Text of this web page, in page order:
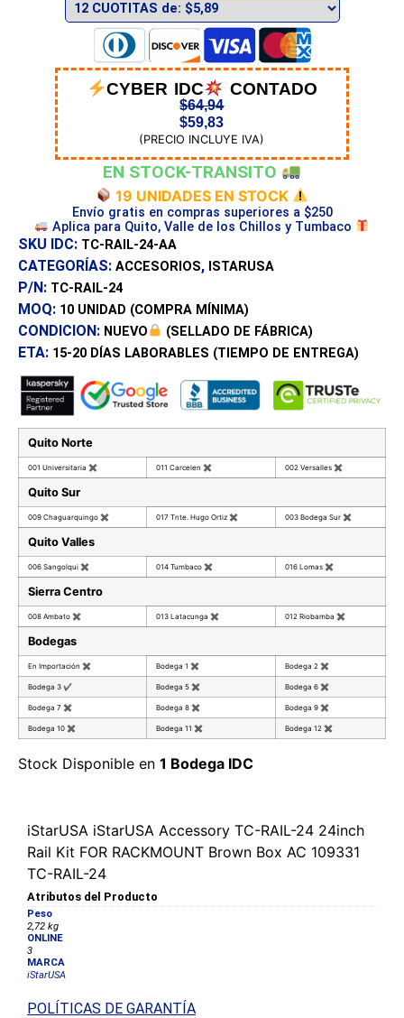
CYBER IDC CONTADO
$64,94
$59,83
(PRECIO INCLUYE IVA)
EN STOCK-TRANSITO
19 UNIDADES EN STOCK
Envío gratis en compras superiores a $250
Aplica para Quito, Valle de los Chillos y Tumbaco
SKU IDC: TC-RAIL-24-AA
CATEGORÍAS: ACCESORIOS, ISTARUSA
P/N: TC-RAIL-24
MOQ: 10 UNIDAD (COMPRA MÍNIMA)
CONDICION: NUEVO (SELLADO DE FÁBRICA)
ETA: 15-20 DÍAS LABORABLES (TIEMPO DE ENTREGA)
Quito Norte
001 Universitaria ✖ 011 Carcelen ✖ 002 Versalles ✖
Quito Sur
009 Chaguarquingo ✖ 017 Tnte. Hugo Ortiz ✖ 003 Bodega Sur ✖
Quito Valles
006 Sangolqui ✖ 014 Tumbaco ✖ 016 Lomas ✖
Sierra Centro
008 Ambato ✖ 013 Latacunga ✖ 012 Riobamba ✖
Bodegas
En Importación ✖ Bodega 1 ✖ Bodega 2 ✖
Bodega 3 ✔ Bodega 5 ✖ Bodega 6 ✖
Bodega 7 ✖ Bodega 8 ✖ Bodega 9 ✖
Bodega 10 ✖ Bodega 11 ✖ Bodega 12 ✖
Stock Disponible en 1 Bodega IDC
iStarUSA iStarUSA Accessory TC-RAIL-24 24inch
Rail Kit FOR RACKMOUNT Brown Box AC 109331
TC-RAIL-24
Atributos del Producto
Peso
2,72 kg
ONLINE
3
MARCA
iStarUSA
POLÍTICAS DE GARANTÍA